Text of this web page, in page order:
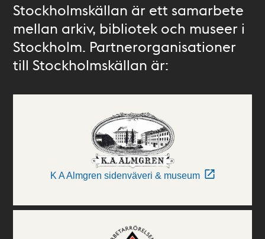
Stockholmskällan är ett samarbete
mellan arkiv, bibliotek och museer i
Stockholm. Partnerorganisationer
till Stockholmskällan är:
K A Almgren sidenväveri & museum